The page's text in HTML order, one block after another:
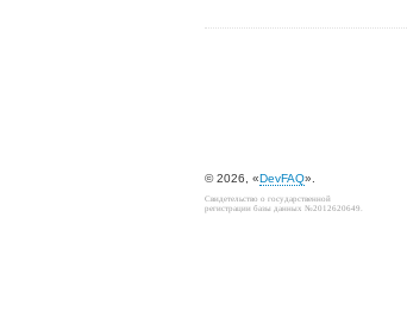
© 2026, «DevFAQ».
Свидетельство о государственной
регистрации базы данных №2012620649.